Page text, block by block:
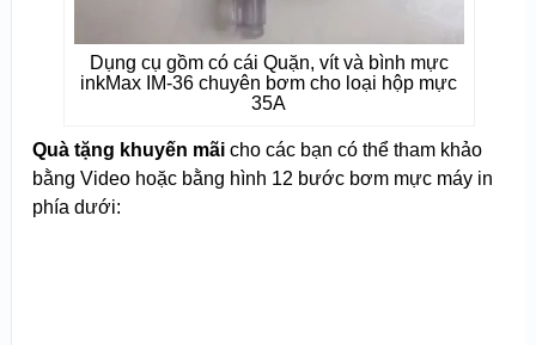
Dụng cụ gồm có cái Quặn, vít và bình mực
inkMax IM-36 chuyên bơm cho loại hộp mực
35A
Quà tặng khuyến mãicho các bạn có thể tham khảo
bằng Video hoặc bằng hình 12 bước bơm mực máy in
phía dưới: